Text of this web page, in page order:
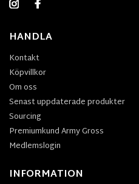
HANDLA
Kontakt
Köpvillkor
Om oss
Senast uppdaterade produkter
Sourcing
Premiumkund Army Gross
Medlemslogin
INFORMATION